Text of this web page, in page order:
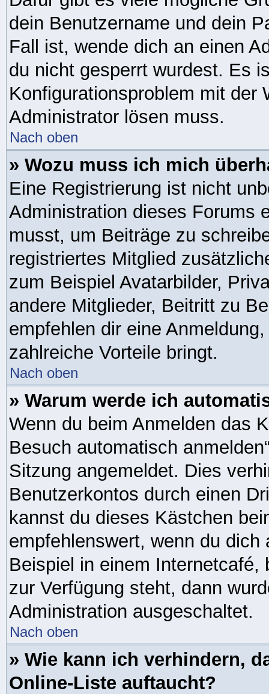
dein Benutzername und dein
Fall ist, wende dich an einen
du nicht gesperrt wurdest. Es
Konfigurationsproblem mit der
Administrator lösen muss.
Nach oben
» Wozu muss ich mich
Eine Registrierung ist nicht
Administration dieses Forums
musst, um Beiträge zu
registriertes Mitglied
zum Beispiel Avatarbilder,
andere Mitglieder, Beitritt zu
empfehlen dir eine
zahlreiche Vorteile bringt.
Nach oben
» Warum werde ich
Wenn du beim Anmelden das
Besuch automatisch
Sitzung angemeldet. Dies
Benutzerkontos durch einen
kannst du dieses Kästchen
empfehlenswert, wenn du
Beispiel in einem
zur Verfügung steht, dann
Administration ausgeschaltet.
Nach oben
» Wie kann ich verhindern,
Online-Liste auftaucht?